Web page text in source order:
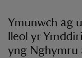
Ymunwch ag
lleol yr
yng Nghymru